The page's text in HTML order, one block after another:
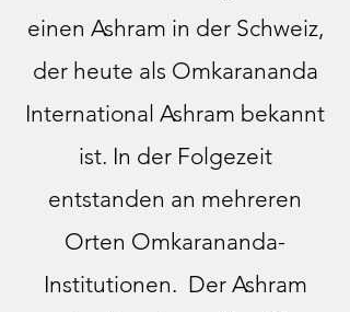
einen Ashram in der Schweiz,
der heute als Omkarananda
International Ashram bekannt
ist. In der Folgezeit
entstanden an mehreren
Orten Omkarananda-
Institutionen. Der Ashram